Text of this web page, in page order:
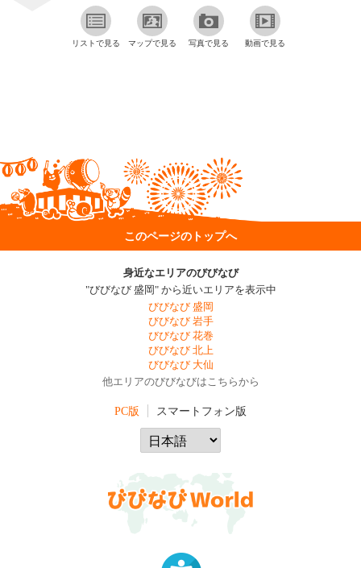
リストで見る マップで見る 写真で見る 動画で見る
このページのトップへ
身近なエリアのびびなび
"びびなび 盛岡" から近いエリアを表示中
びびなび 盛岡
びびなび 岩手
びびなび 花巻
びびなび 北上
びびなび 大仙
他エリアのびびなびはこちらから
PC版 スマートフォン版